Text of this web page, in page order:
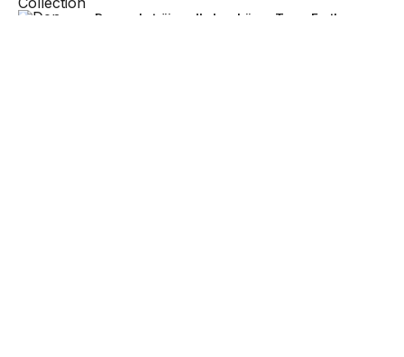
Den enda tröjan alla kan bära – Team Earth